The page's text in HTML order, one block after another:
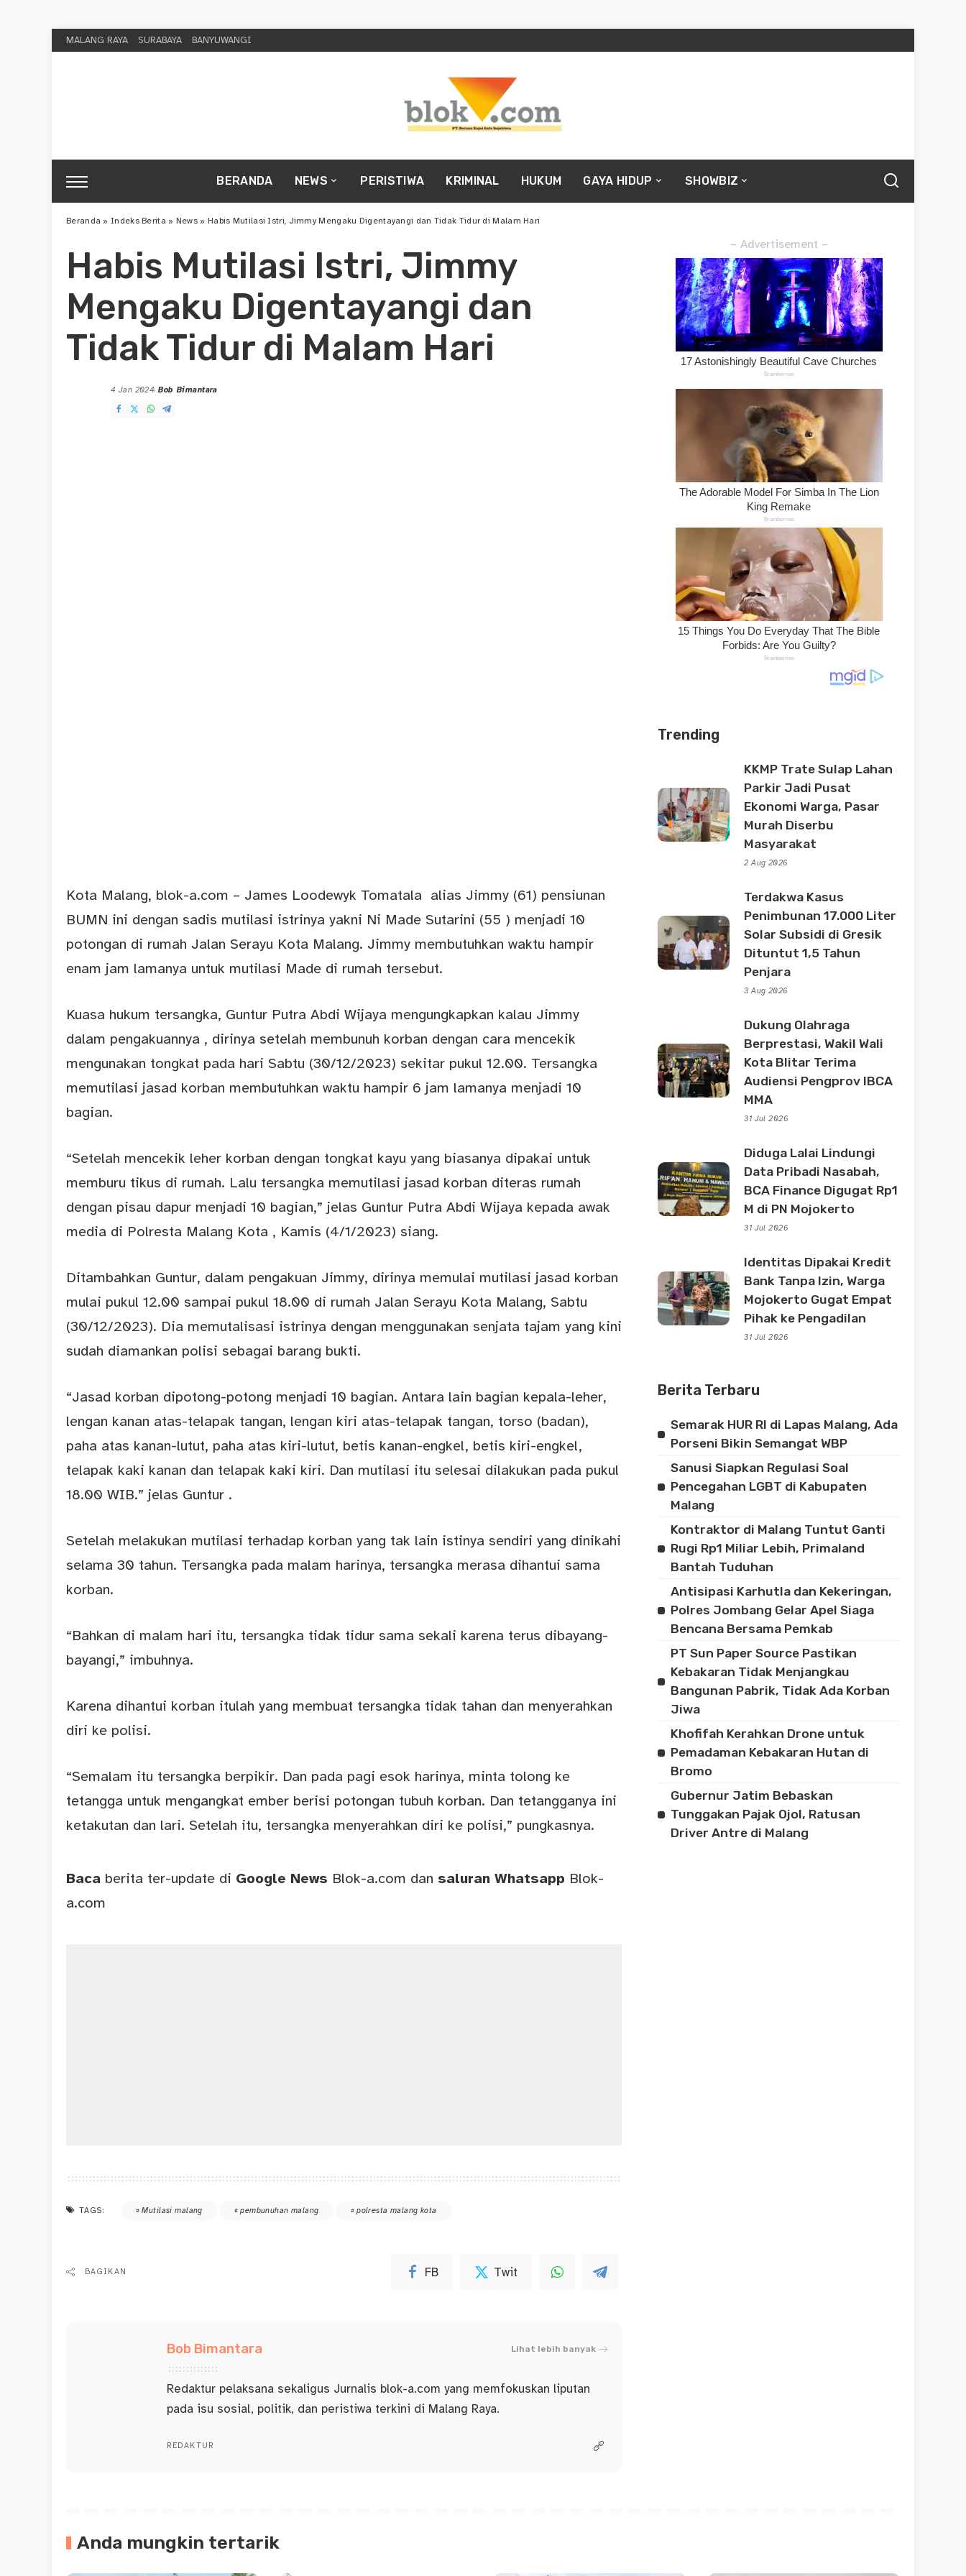
MALANG RAYA SURABAYA BANYUWANGI
BERANDA NEWS PERISTIWA KRIMINAL HUKUM GAYA HIDUP SHOWBIZ
Beranda »Indeks Berita » News » Habis Mutilasi Istri, Jimmy Mengaku Digentayangi dan Tidak Tidur di Malam Hari
Habis Mutilasi Istri, Jimmy
Mengaku Digentayangi dan
Tidak Tidur di Malam Hari
4 Jan 2024
Posted
by
Bob Bimantara
Kota Malang, blok-a.com – James Loodewyk Tomatala alias Jimmy (61) pensiunan
BUMN ini dengan sadis mutilasi istrinya yakni Ni Made Sutarini (55 ) menjadi 10
potongan di rumah Jalan Serayu Kota Malang. Jimmy membutuhkan waktu hampir
enam jam lamanya untuk mutilasi Made di rumah tersebut.
Kuasa hukum tersangka, Guntur Putra Abdi Wijaya mengungkapkan kalau Jimmy
dalam pengakuannya , dirinya setelah membunuh korban dengan cara mencekik
mengunakan tongkat pada hari Sabtu (30/12/2023) sekitar pukul 12.00. Tersangka
memutilasi jasad korban membutuhkan waktu hampir 6 jam lamanya menjadi 10
bagian.
“Setelah mencekik leher korban dengan tongkat kayu yang biasanya dipakai untuk
memburu tikus di rumah. Lalu tersangka memutilasi jasad korban diteras rumah
dengan pisau dapur menjadi 10 bagian,” jelas Guntur Putra Abdi Wijaya kepada awak
media di Polresta Malang Kota , Kamis (4/1/2023) siang.
Ditambahkan Guntur, dalam pengakuan Jimmy, dirinya memulai mutilasi jasad korban
mulai pukul 12.00 sampai pukul 18.00 di rumah Jalan Serayu Kota Malang, Sabtu
(30/12/2023). Dia memutalisasi istrinya dengan menggunakan senjata tajam yang kini
sudah diamankan polisi sebagai barang bukti.
“Jasad korban dipotong-potong menjadi 10 bagian. Antara lain bagian kepala-leher,
lengan kanan atas-telapak tangan, lengan kiri atas-telapak tangan, torso (badan),
paha atas kanan-lutut, paha atas kiri-lutut, betis kanan-engkel, betis kiri-engkel,
telapak kaki kanan dan telapak kaki kiri. Dan mutilasi itu selesai dilakukan pada pukul
18.00 WIB.” jelas Guntur .
Setelah melakukan mutilasi terhadap korban yang tak lain istinya sendiri yang dinikahi
selama 30 tahun. Tersangka pada malam harinya, tersangka merasa dihantui sama
korban.
“Bahkan di malam hari itu, tersangka tidak tidur sama sekali karena terus dibayang-
bayangi,” imbuhnya.
Karena dihantui korban itulah yang membuat tersangka tidak tahan dan menyerahkan
diri ke polisi.
“Semalam itu tersangka berpikir. Dan pada pagi esok harinya, minta tolong ke
tetangga untuk mengangkat ember berisi potongan tubuh korban. Dan tetangganya ini
ketakutan dan lari. Setelah itu, tersangka menyerahkan diri ke polisi,” pungkasnya.
Baca berita ter-update di Google News Blok-a.com dan saluran Whatsapp Blok-
a.com
TAGS: Mutilasi malang pembunuhan malang polresta malang kota
BAGIKAN FB Twit
Bob Bimantara Lihat lebih banyak
Redaktur pelaksana sekaligus Jurnalis blok-a.com yang memfokuskan liputan
pada isu sosial, politik, dan peristiwa terkini di Malang Raya.
REDAKTUR
– Advertisement –
Trending
KKMP Trate Sulap Lahan
Parkir Jadi Pusat
Ekonomi Warga, Pasar
Murah Diserbu
Masyarakat
2 Aug 2026
Terdakwa Kasus
Penimbunan 17.000 Liter
Solar Subsidi di Gresik
Dituntut 1,5 Tahun
Penjara
3 Aug 2026
Dukung Olahraga
Berprestasi, Wakil Wali
Kota Blitar Terima
Audiensi Pengprov IBCA
MMA
31 Jul 2026
Diduga Lalai Lindungi
Data Pribadi Nasabah,
BCA Finance Digugat Rp1
M di PN Mojokerto
31 Jul 2026
Identitas Dipakai Kredit
Bank Tanpa Izin, Warga
Mojokerto Gugat Empat
Pihak ke Pengadilan
31 Jul 2026
Berita Terbaru
Semarak HUR RI di Lapas Malang, Ada
Porseni Bikin Semangat WBP
Sanusi Siapkan Regulasi Soal
Pencegahan LGBT di Kabupaten
Malang
Kontraktor di Malang Tuntut Ganti
Rugi Rp1 Miliar Lebih, Primaland
Bantah Tuduhan
Antisipasi Karhutla dan Kekeringan,
Polres Jombang Gelar Apel Siaga
Bencana Bersama Pemkab
PT Sun Paper Source Pastikan
Kebakaran Tidak Menjangkau
Bangunan Pabrik, Tidak Ada Korban
Jiwa
Khofifah Kerahkan Drone untuk
Pemadaman Kebakaran Hutan di
Bromo
Gubernur Jatim Bebaskan
Tunggakan Pajak Ojol, Ratusan
Driver Antre di Malang
Anda mungkin tertarik